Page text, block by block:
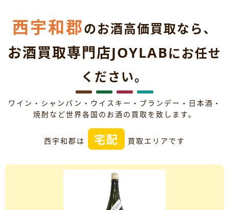
西宇和郡のお酒高価買取なら、
お酒買取専門店JOYLABにお任せ
ください。
ワイン・シャンパン・ウイスキー・ブランデー・日本酒・
焼酎など世界各国のお酒の買取を致します。
西宇和郡は 宅配 買取エリアです